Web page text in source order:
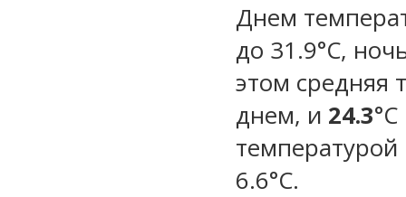
Днем
до 31.9°C,
этом средняя
днем, и 24.3
температурой
6.6°С.